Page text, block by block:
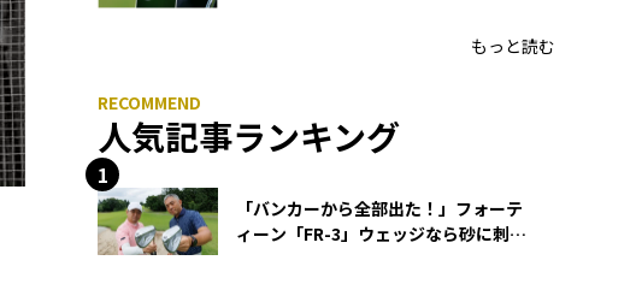
もっと読む
人気記事ランキング
「バンカーから全部出た！」フォーテ
ィーン「FR-3」ウェッジなら砂に刺さ